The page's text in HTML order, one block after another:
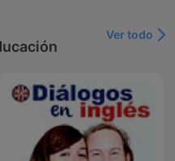
Ver todo